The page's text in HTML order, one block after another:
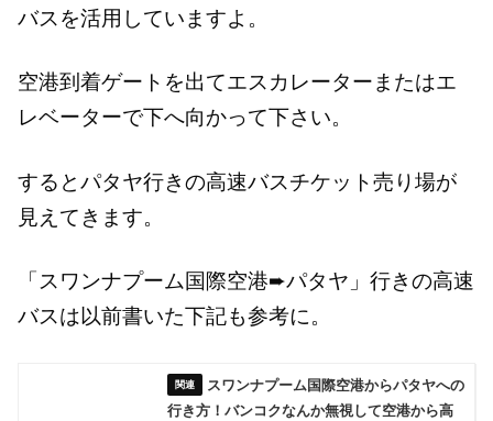
バスを活用していますよ。
空港到着ゲートを出てエスカレーターまたはエ
レベーターで下へ向かって下さい。
するとパタヤ行きの高速バスチケット売り場が
見えてきます。
「スワンナプーム国際空港➨パタヤ」行きの高速
バスは以前書いた下記も参考に。
スワンナプーム国際空港からパタヤへの
行き方！バンコクなんか無視して空港から高